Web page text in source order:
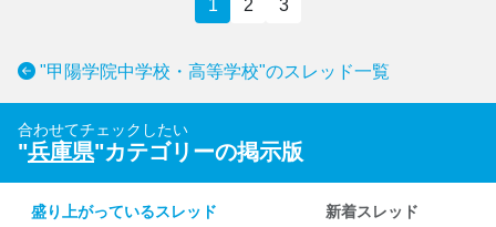
1 2 3
"甲陽学院中学校・高等学校"のスレッド一覧
合わせてチェックしたい
"兵庫県"カテゴリーの掲示版
盛り上がっているスレッド 新着スレッド